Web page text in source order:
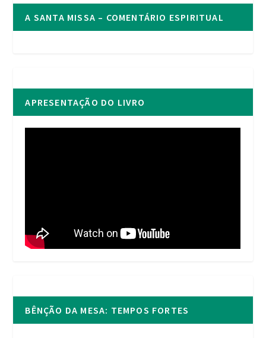
A SANTA MISSA – COMENTÁRIO ESPIRITUAL
APRESENTAÇÃO DO LIVRO
BÊNÇÃO DA MESA: TEMPOS FORTES